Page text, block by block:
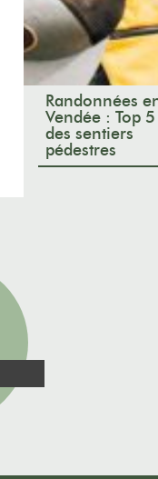
Randonnées
Vendée : Top 5
des sentiers
pédestres